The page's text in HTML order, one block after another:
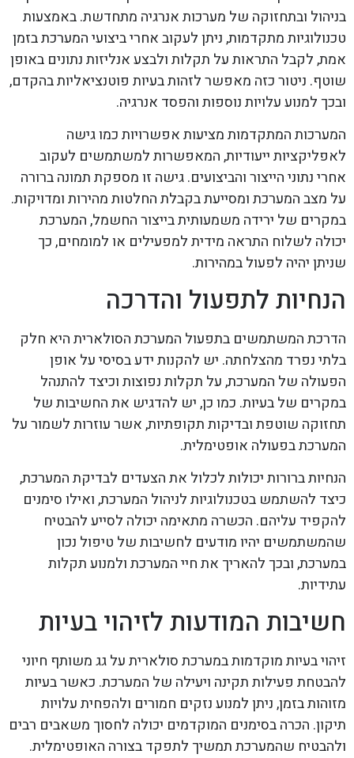
בניהול ובתחזוקה של מערכות אנרגיה מתחדשת. באמצעות
טכנולוגיות מתקדמות, ניתן לעקוב אחרי ביצועי המערכת בזמן
אמת, לקבל התראות על תקלות ולבצע אנליזות נתונים באופן
שוטף. ניטור כזה מאפשר לזהות בעיות פוטנציאליות בהקדם,
ובכך למנוע עלויות נוספות והפסד אנרגיה.
המערכות המתקדמות מציעות אפשרויות כמו גישה
לאפליקציות ייעודיות, המאפשרות למשתמשים לעקוב
אחרי נתוני הייצור והביצועים. גישה זו מספקת תמונה ברורה
על מצב המערכת ומסייעת בקבלת החלטות מהירות ומדויקות.
במקרים של ירידה משמעותית בייצור החשמל, המערכת
יכולה לשלוח התראה מידית למפעילים או למומחים, כך
שניתן יהיה לפעול במהירות.
הנחיות לתפעול והדרכה
הדרכת המשתמשים בתפעול המערכת הסולארית היא חלק
בלתי נפרד מהצלחתה. יש להקנות ידע בסיסי על אופן
הפעולה של המערכת, על תקלות נפוצות וכיצד להתנהל
במקרים של בעיות. כמו כן, יש להדגיש את החשיבות של
תחזוקה שוטפת ובדיקות תקופתיות, אשר עוזרות לשמור על
המערכת בפעולה אופטימלית.
הנחיות ברורות יכולות לכלול את הצעדים לבדיקת המערכת,
כיצד להשתמש בטכנולוגיות לניהול המערכת, ואילו סימנים
להקפיד עליהם. הכשרה מתאימה יכולה לסייע להבטיח
שהמשתמשים יהיו מודעים לחשיבות של טיפול נכון
במערכת, ובכך להאריך את חיי המערכת ולמנוע תקלות
עתידיות.
חשיבות המודעות לזיהוי בעיות
זיהוי בעיות מוקדמות במערכת סולארית על גג משותף חיוני
להבטחת פעילות תקינה ויעילה של המערכת. כאשר בעיות
מזוהות בזמן, ניתן למנוע נזקים חמורים ולהפחית עלויות
תיקון. הכרה בסימנים המוקדמים יכולה לחסוך משאבים רבים
ולהבטיח שהמערכת תמשיך לתפקד בצורה האופטימלית.